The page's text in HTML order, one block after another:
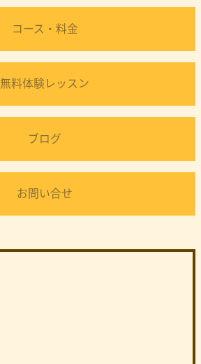
コース・料金
無料体験レッスン
ブログ
お問い合せ